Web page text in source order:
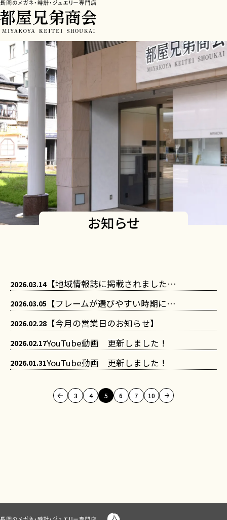
HOME> お知らせ
お知らせ
2026.03.14 【地域情報誌に掲載されました！】
2026.03.05 【フレームが選びやすい時期になりました】
2026.02.28 【今月の営業日のお知らせ】
2026.02.17YouTube動画 更新しました！
2026.01.31YouTube動画 更新しました！
3 4 5 6 7 10